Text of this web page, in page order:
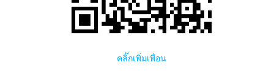
คลิ๊กเพิ่มเพื่อน